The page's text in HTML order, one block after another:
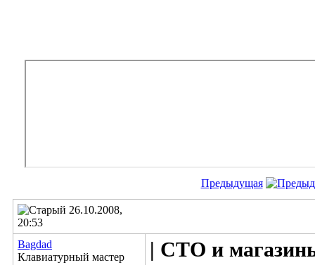
Предыдущая
26.10.2008,
20:53
Bagdad
Клавиатурный мастер
| СТО и